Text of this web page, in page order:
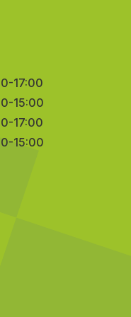
17:00
15:00
17:00
15:00